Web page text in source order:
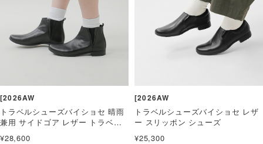
[2026AW
トラベルシューズバイショセ 晴雨
兼用 サイドゴア レザー トラベル
¥28,600
[2026AW
トラベルシューズバイショセ レザ
ー スリッポン シューズ
¥25,300